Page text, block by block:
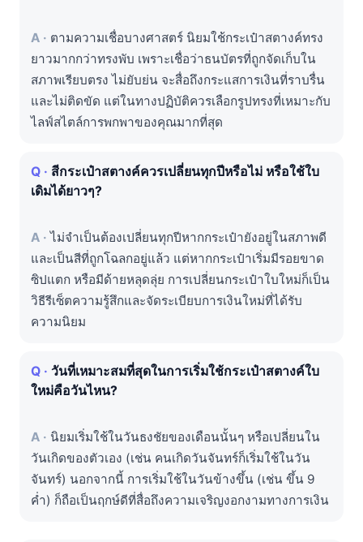
ตามความเชื่อบางศาสตร์ นิยมใช้กระเป๋าสตางค์ทรง
ยาวมากกว่าทรงพับ เพราะเชื่อว่าธนบัตรที่ถูกจัดเก็บใน
สภาพเรียบตรง ไม่ยับย่น จะสื่อถึงกระแสการเงินที่ราบรื่น
และไม่ติดขัด แต่ในทางปฏิบัติควรเลือกรูปทรงที่เหมาะกับ
ไลฟ์สไตล์การพกพาของคุณมากที่สุด
สีกระเป๋าสตางค์ควรเปลี่ยนทุกปีหรือไม่ หรือใช้ใบ
เดิมได้ยาวๆ?
ไม่จำเป็นต้องเปลี่ยนทุกปีหากกระเป๋ายังอยู่ในสภาพดี
และเป็นสีที่ถูกโฉลกอยู่แล้ว แต่หากกระเป๋าเริ่มมีรอยขาด
ซิปแตก หรือมีด้ายหลุดลุ่ย การเปลี่ยนกระเป๋าใบใหม่ก็เป็น
วิธีรีเซ็ตความรู้สึกและจัดระเบียบการเงินใหม่ที่ได้รับ
ความนิยม
วันที่เหมาะสมที่สุดในการเริ่มใช้กระเป๋าสตางค์ใบ
ใหม่คือวันไหน?
นิยมเริ่มใช้ในวันธงชัยของเดือนนั้นๆ หรือเปลี่ยนใน
วันเกิดของตัวเอง (เช่น คนเกิดวันจันทร์ก็เริ่มใช้ในวัน
จันทร์) นอกจากนี้ การเริ่มใช้ในวันข้างขึ้น (เช่น ขึ้น 9
ค่ำ) ก็ถือเป็นฤกษ์ดีที่สื่อถึงความเจริญงอกงามทางการเงิน